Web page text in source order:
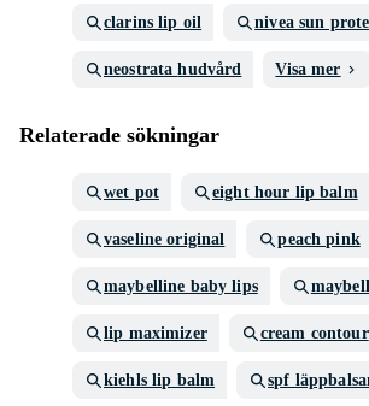
clarins lip oil nivea sun
neostrata hudvård Visa mer
Relaterade sökningar
wet pot eight hour lip balm
vaseline original peach pink
maybelline baby lips
lip maximizer cream contour
kiehls lip balm spf